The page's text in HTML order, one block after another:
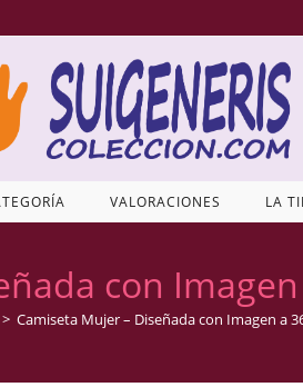
VALORACIONES LA
con Imagen
> Camiseta Mujer – Diseñada con Imagen a